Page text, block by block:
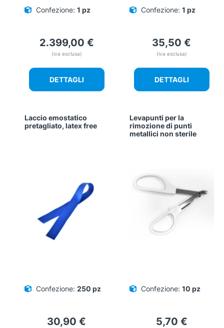
Confezione: 1 pz
2.399,00 €
(iva esclusa)
DETTAGLI
Confezione: 1 pz
35,50 €
(iva esclusa)
DETTAGLI
Laccio emostatico
pretagliato, latex free
Confezione: 250 pz
30,90 €
Levapunti per la
rimozione di punti
metallici non sterile
Confezione: 10 pz
5,70 €